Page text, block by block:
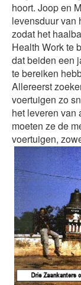
hoort. Joop en
levensduur van
zodat het
Health Work te
dat beiden een
te bereiken
Allereerst
voertuigen zo
het leveren van
moeten ze de
voertuigen,